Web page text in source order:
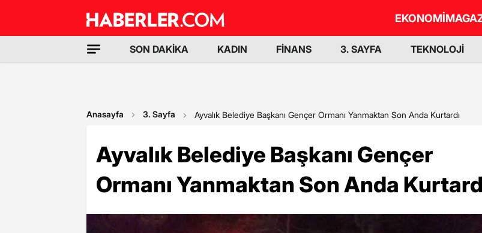
EKONOMİ
SON DAKİKA KADIN FİNANS 3. SAYFA TEKNOLOJİ
Anasayfa 3. Sayfa Ayvalık Belediye Başkanı Gençer Ormanı Yanmaktan Son Anda Kurtardı
Ayvalık Belediye Başkanı Gençer
Ormanı Yanmaktan Son Anda